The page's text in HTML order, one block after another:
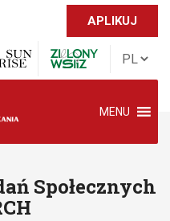
APLIKUJ
MENU
Społecznych